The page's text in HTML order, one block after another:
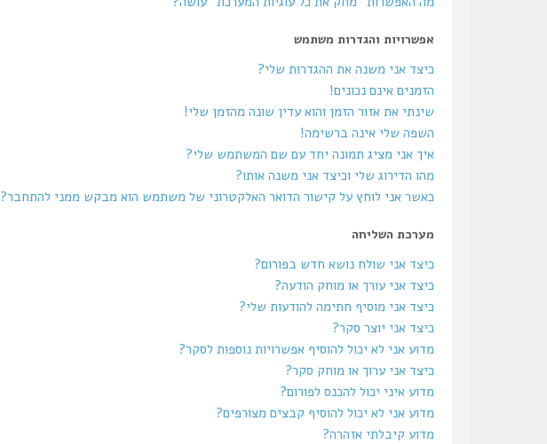
אפשרויות והגדרות משתמש
כיצד אני משנה את ההגדרות שלי?
הזמנים אינם נכונים!
שינתי את אזור הזמן והוא עדין שונה מהזמן שלי!
השפה שלי אינה ברשימה!
איך אני מציג תמונה יחד עם שם המשתמש שלי?
מהו הדירוג שלי וכיצד אני משנה אותו?
כאשר אני לוחץ על קישור הדואר האלקטרוני של משתמש הוא מבקש ממני להתחבר?
מערכת השליחה
כיצד אני שולח נושא חדש בפורום?
כיצד אני עורך או מוחק הודעה?
כיצד אני מוסיף חתימה להודעות שלי?
כיצד אני יוצר סקר?
מדוע אני לא יכול להוסיף אפשרויות נוספות לסקר?
כיצד אני ערוך או מוחק סקר?
מדוע איני יכול להכנס לפורום?
מדוע אני לא יכול להוסיף קבצים מצורפים?
מדוע קיבלתי אזהרה?